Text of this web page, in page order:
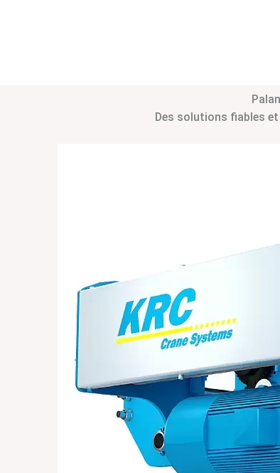
Des solutions fiables